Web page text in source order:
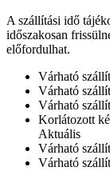
A szállítási idő
időszakosan
előfordulhat.
Várható
Várható
Várható
Korlátozott
Aktuális
Várható
Várható